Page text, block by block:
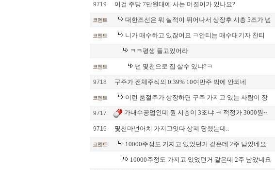
9719 이걸 주당 7만원대에 사는 머졀이가 있나요?
코멘트 대한조선은 뭐 실적이 뛰어나서 상장후 시총 5조가 넘
코멘트 니가 매수하고 있잖어요 ㅋ안티는 매수대기자 찬티
ㅋㅋ평생 들고있어라
코멘트 넌 몇천으로 집 살수 있냐?ㅋ
9718 구주가 전체주식의 0.39% 10여만주 밖에 안되네
코멘트 이런 품절주가 상장하면 구주 가지고 있는 사람이 장
9717 가내수공업인데 뭔 시총이 3조냐 ㅋ 적정가 3000원~
9716 몇천마넌어치 가지고잇다 상폐 당했는데..
코멘트 10000주정도 가지고 있었던거 같은데 2주 남았네요
10000주정도 가지고 있었던거 같은데 2주 남았네요